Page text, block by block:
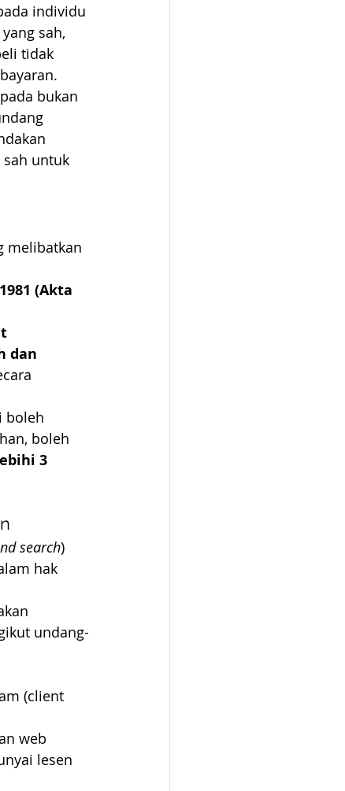
individu
yang sah,
tidak
bukan
untuk
melibatkan
(Akta
dan
boleh
boleh
3
search)
hak
undang-
(client
web
lesen